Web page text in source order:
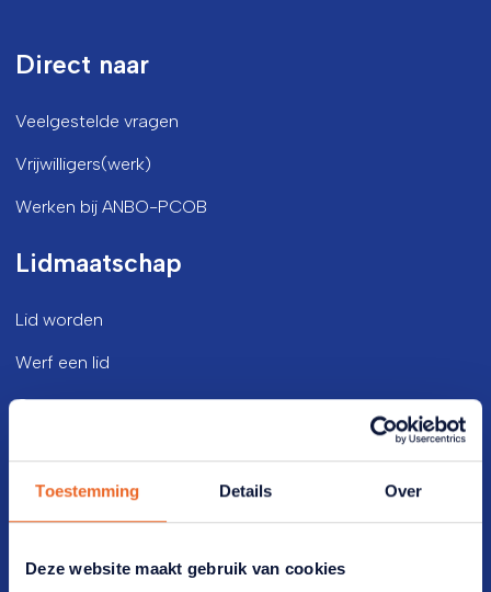
Toestemming Details Over
Deze website maakt gebruik van cookies
Direct naar
Veelgestelde vragen
Vrijwilligers(werk)
Werken bij ANBO-PCOB
Lidmaatschap
Lid worden
Werf een lid
Opzeggen
Bezoekadres
Vijzelmolenlaan 20-22 3447 GX Woerden
Postadres